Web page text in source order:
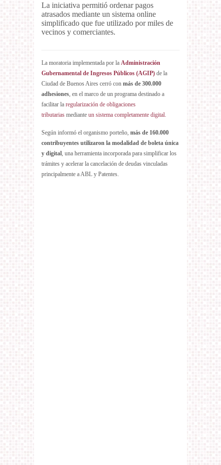
La iniciativa permitió ordenar pagos
atrasados mediante un sistema online
simplificado que fue utilizado por miles de
vecinos y comerciantes.
La moratoria implementada por la Administración
Gubernamental de Ingresos Públicos (AGIP) de la
Ciudad de Buenos Aires cerró con más de 300.000
adhesiones , en el marco de un programa destinado a
facilitar la regularización de obligaciones
tributarias mediante un sistema completamente digital.
Según informó el organismo porteño, más de 160.000
contribuyentes utilizaron la modalidad de boleta única
y digital , una herramienta incorporada para simplificar los
trámites y acelerar la cancelación de deudas vinculadas
principalmente a ABL y Patentes.